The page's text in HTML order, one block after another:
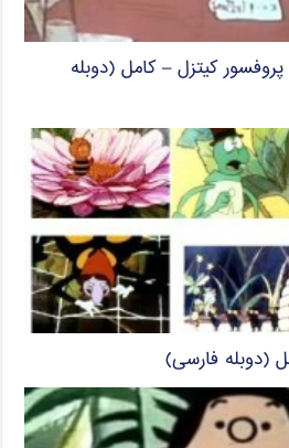
کیتزل – کامل (دوبله
(دوبله فارسی)